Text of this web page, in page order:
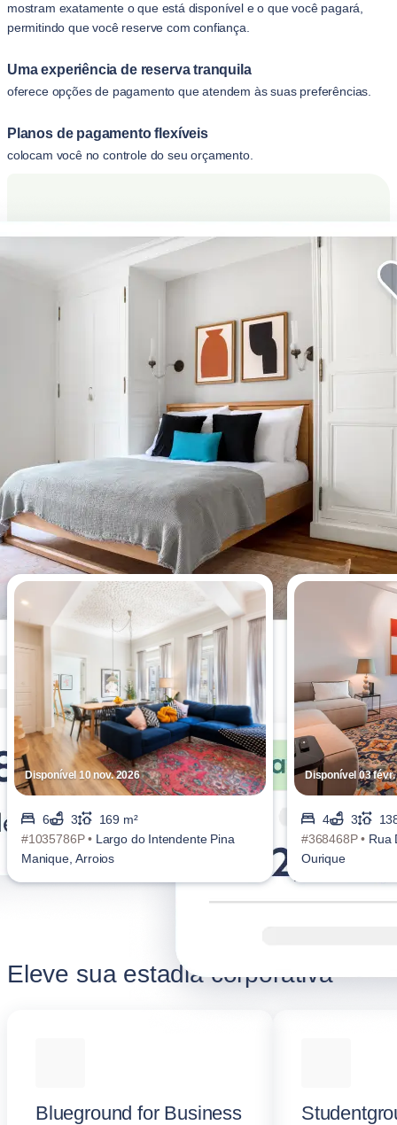
mostram exatamente o que está disponível e o que você pagará,
permitindo que você reserve com confiança.
Uma experiência de reserva tranquila
oferece opções de pagamento que atendem às suas preferências.
Planos de pagamento flexíveis
colocam você no controle do seu orçamento.
Os apartamentos de 4 quartos
mais vistos desta semana.
Disponível 10 nov. 2026
6 3
169 m²
#1035786P • Largo do Intendente Pina
Manique, Arroios
Disponível 03 févr.
4 3
#368468P • Rua
Ourique
Eleve sua estadia corporativa
Blueground for Business